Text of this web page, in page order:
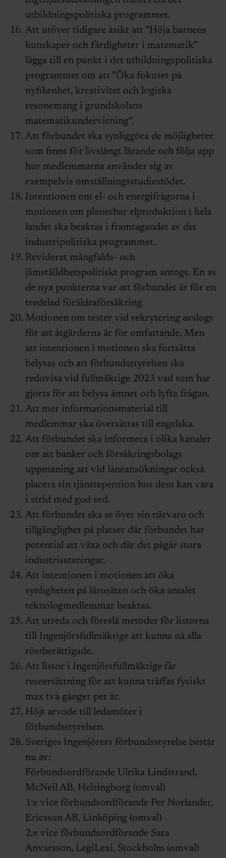
utbildningspolitiska programmet.
Att utöver tidigare åsikt att ”Höja barnens
kunskaper och färdigheter i matematik”
lägga till en punkt i det utbildningspolitiska
programmet om att ”Öka fokuset på
nyfikenhet, kreativitet och logiska
resonemang i grundskolans
matematikundervisning”.
Att förbundet ska synliggöra de möjligheter
som finns för livslångt lärande och följa upp
hur medlemmarna använder sig av
exempelvis omställningsstudiestödet.
Intentionen om el- och energifrågorna i
motionen om planerbar elproduktion i hela
landet ska beaktas i framtagandet av det
industripolitiska programmet.
Reviderat mångfalds- och
jämställdhetspolitiskt program antogs. En av
de nya punkterna var att förbundet är för en
tredelad föräldraförsäkring.
Motionen om tester vid rekrytering avslogs
för att åtgärderna är för omfattande. Men
att intentionen i motionen ska fortsätta
belysas och att förbundsstyrelsen ska
redovisa vid fullmäktige 2023 vad som har
gjorts för att belysa ämnet och lyfta frågan.
Att mer informationsmaterial till
medlemmar ska översättas till engelska.
Att förbundet ska informera i olika kanaler
om att banker och försäkringsbolags
uppmaning att vid låneansökningar också
placera sin tjänstepension hos dem kan vara
i strid med god sed.
Att förbundet ska se över sin närvaro och
tillgänglighet på platser där förbundet har
potential att växa och där det pågår stora
industrisatsningar.
Att intentionen i motionen att öka
synligheten på lärosäten och öka antalet
teknologmedlemmar beaktas.
Att utreda och föreslå metoder för listorna
till Ingenjörsfullmäktige att kunna nå alla
röstberättigade.
Att listor i Ingenjörsfullmäktige får
reseersättning för att kunna träffas fysiskt
max två gånger per år.
Höjt arvode till ledamöter i
förbundsstyrelsen.
Sveriges Ingenjörers förbundsstyrelse består
nu av:
Förbundsordförande Ulrika Lindstrand,
McNeil AB, Helsingborg (omval)
1:e vice förbundsordförande Per Norlander,
Ericsson AB, Linköping (omval)
2:e vice förbundsordförande Sara
Anvarsson, LegiLexi, Stockholm (omval)